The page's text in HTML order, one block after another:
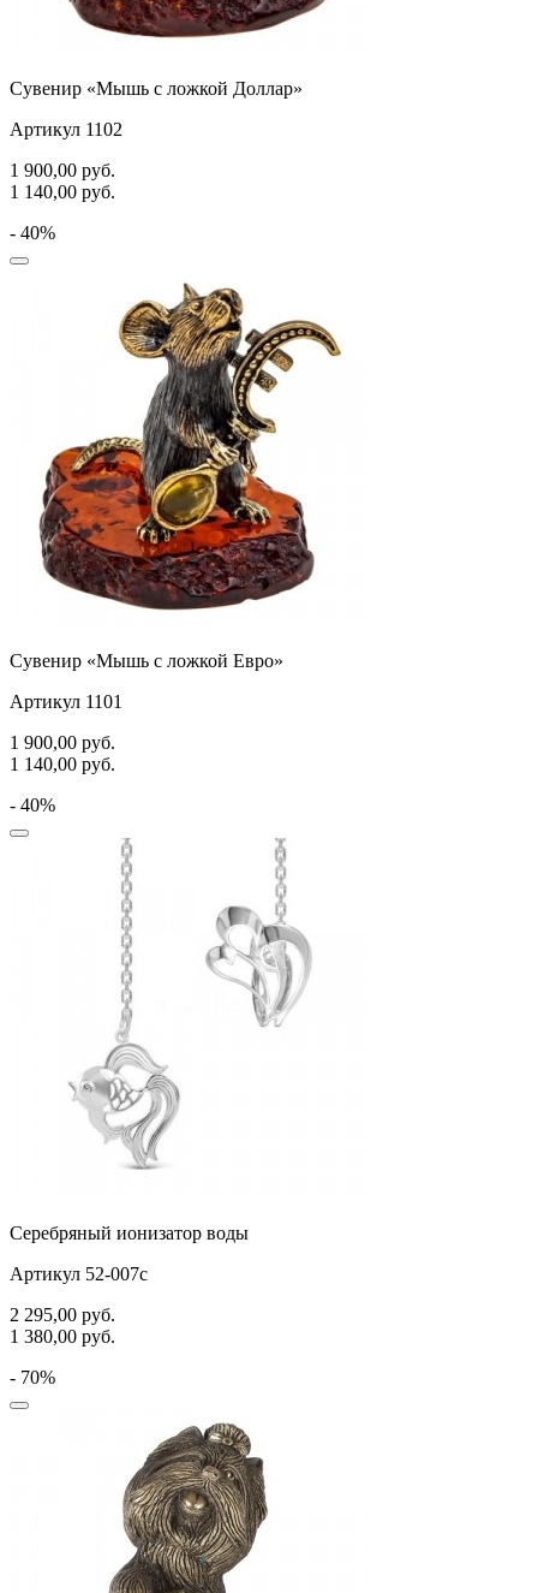
Сувенир «Мышь с ложкой Доллар»
Артикул 1102
1 900,00 руб.
1 140,00 руб.
- 40%
Сувенир «Мышь с ложкой Евро»
Артикул 1101
1 900,00 руб.
1 140,00 руб.
- 40%
Серебряный ионизатор воды
Артикул 52-007с
2 295,00 руб.
1 380,00 руб.
- 70%